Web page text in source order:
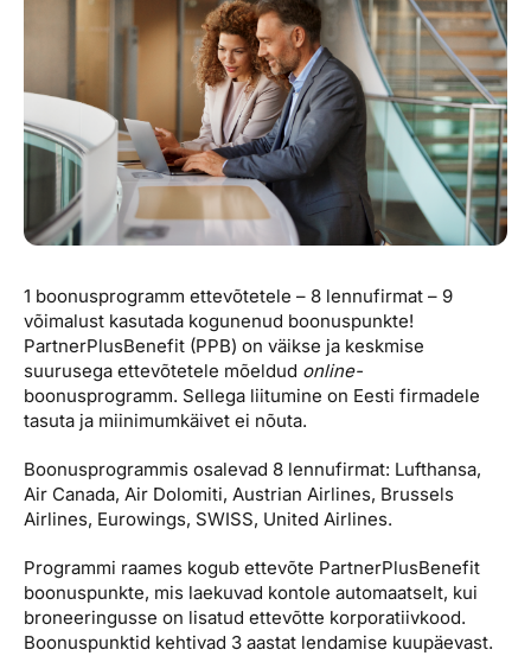
Reisitarvete e-pood
Airalo eSIM
Reisija meelespea
Kuldkaart
Platinum Club
Püsisoodustused
Boonuspunktid
Ettevõttest, kontaktid, reisikonsultandi teenus, tule
tööle, uudised...
Ettevõttest
Kontaktid
Reisikonsultandi teenus
Uudised
1 boonusprogramm ettevõtetele – 8 lennufirmat – 9
võimalust kasutada kogunenud boonuspunkte!
PartnerPlusBenefit (PPB) on väikse ja keskmise
suurusega ettevõtetele mõeldud online-
boonusprogramm. Sellega liitumine on Eesti firmadele
tasuta ja miinimumkäivet ei nõuta.
Boonusprogrammis osalevad 8 lennufirmat: Lufthansa,
Air Canada, Air Dolomiti, Austrian Airlines, Brussels
Airlines, Eurowings, SWISS, United Airlines.
Programmi raames kogub ettevõte PartnerPlusBenefit
boonuspunkte, mis laekuvad kontole automaatselt, kui
broneeringusse on lisatud ettevõtte korporatiivkood.
Boonuspunktid kehtivad 3 aastat lendamise kuupäevast.